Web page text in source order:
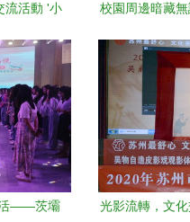
流活動 '小
校園周邊暗藏
活——茨壩
光影流轉，文